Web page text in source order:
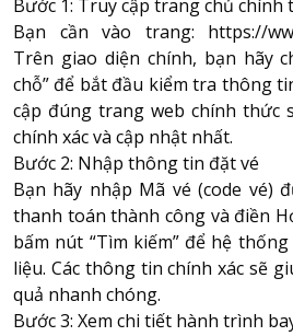
Bước 1: Truy cập trang chủ chính
Bạn cần vào trang: https://
Trên giao diện chính, bạn hãy
chỗ” để bắt đầu kiểm tra thông
cập đúng trang web chính thức
chính xác và cập nhật nhất.
Bước 2: Nhập thông tin đặt vé
Bạn hãy nhập Mã vé (code vé)
thanh toán thành công và điền
bấm nút “Tìm kiếm” để hệ
liệu. Các thông tin chính xác sẽ
quả nhanh chóng.
Bước 3: Xem chi tiết hành trình